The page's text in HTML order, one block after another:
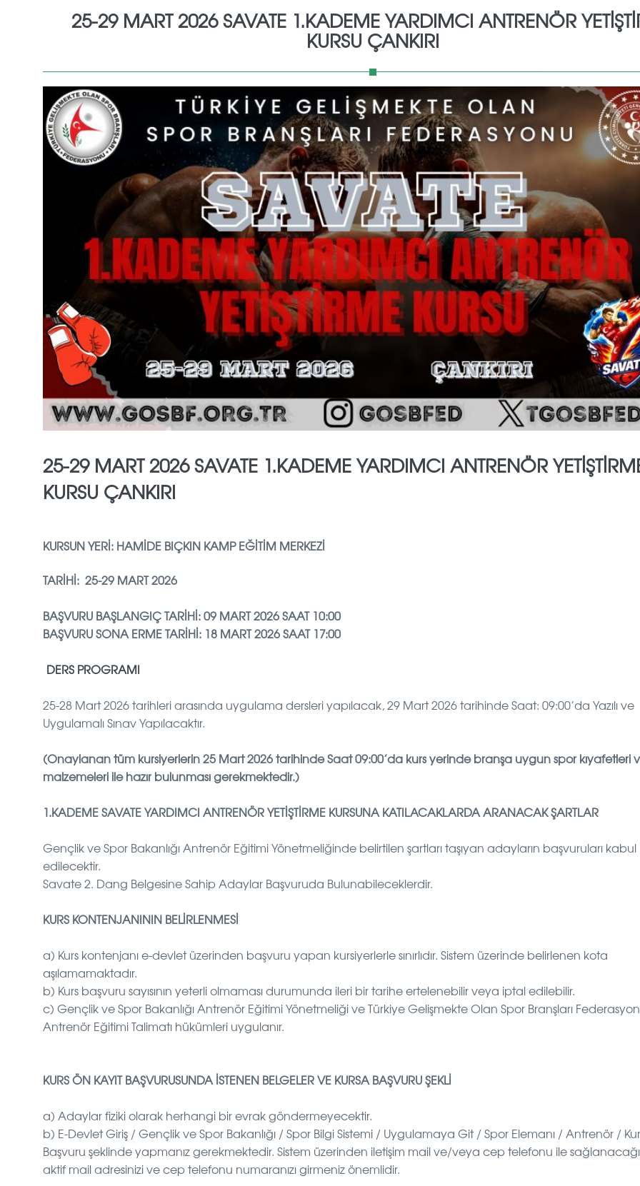
25-29 MART 2026 SAVATE 1.KADEME YARDIMCI ANTRENÖR
KURSU ÇANKIRI
25-29 MART 2026 SAVATE 1.KADEME YARDIMCI ANTRENÖR
KURSU ÇANKIRI
KURSUN YERİ: HAMİDE BIÇKIN KAMP EĞİTİM MERKEZİ
TARİHİ: 25-29 MART 2026
BAŞVURU BAŞLANGIÇ TARİHİ: 09 MART 2026 SAAT 10:00
BAŞVURU SONA ERME TARİHİ: 18 MART 2026 SAAT 17:00
DERS PROGRAMI
25-28 Mart 2026 tarihleri arasında uygulama dersleri yapılacak, 29 Mart 2026 tarihinde Saat: 09:00’da Yazılı ve
Uygulamalı Sınav Yapılacaktır.
(Onaylanan tüm kursiyerlerin 25 Mart 2026 tarihinde Saat 09:00’da kurs yerinde branşa uygun spor kıyafetleri
malzemeleri ile hazır bulunması gerekmektedir.)
1.KADEME SAVATE YARDIMCI ANTRENÖR YETİŞTİRME KURSUNA KATILACAKLARDA ARANACAK ŞARTLAR
Gençlik ve Spor Bakanlığı Antrenör Eğitimi Yönetmeliğinde belirtilen şartları taşıyan adayların başvuruları kabul
edilecektir.
Savate 2. Dang Belgesine Sahip Adaylar Başvuruda Bulunabileceklerdir.
KURS KONTENJANININ BELİRLENMESİ
a) Kurs kontenjanı e-devlet üzerinden başvuru yapan kursiyerlerle sınırlıdır. Sistem üzerinde belirlenen kota
aşılamamaktadır.
b) Kurs başvuru sayısının yeterli olmaması durumunda ileri bir tarihe ertelenebilir veya iptal edilebilir.
c) Gençlik ve Spor Bakanlığı Antrenör Eğitimi Yönetmeliği veTürkiye Gelişmekte Olan Spor Branşları
Antrenör Eğitimi Talimatı hükümleri uygulanır.
KURS ÖN KAYIT BAŞVURUSUNDA İSTENEN BELGELER VE KURSA BAŞVURU ŞEKLİ
a) Adaylar fiziki olarak herhangi bir evrak göndermeyecektir.
b) E-Devlet Giriş / Gençlik ve Spor Bakanlığı / Spor Bilgi Sistemi / Uygulamaya Git / Spor Elemanı / Antrenör /
Başvuru şeklinde yapmanız gerekmektedir. Sistem üzerinden iletişim mail ve/veya cep telefonu ile
aktif mail adresinizi ve cep telefonu numaranızı girmeniz önemlidir.